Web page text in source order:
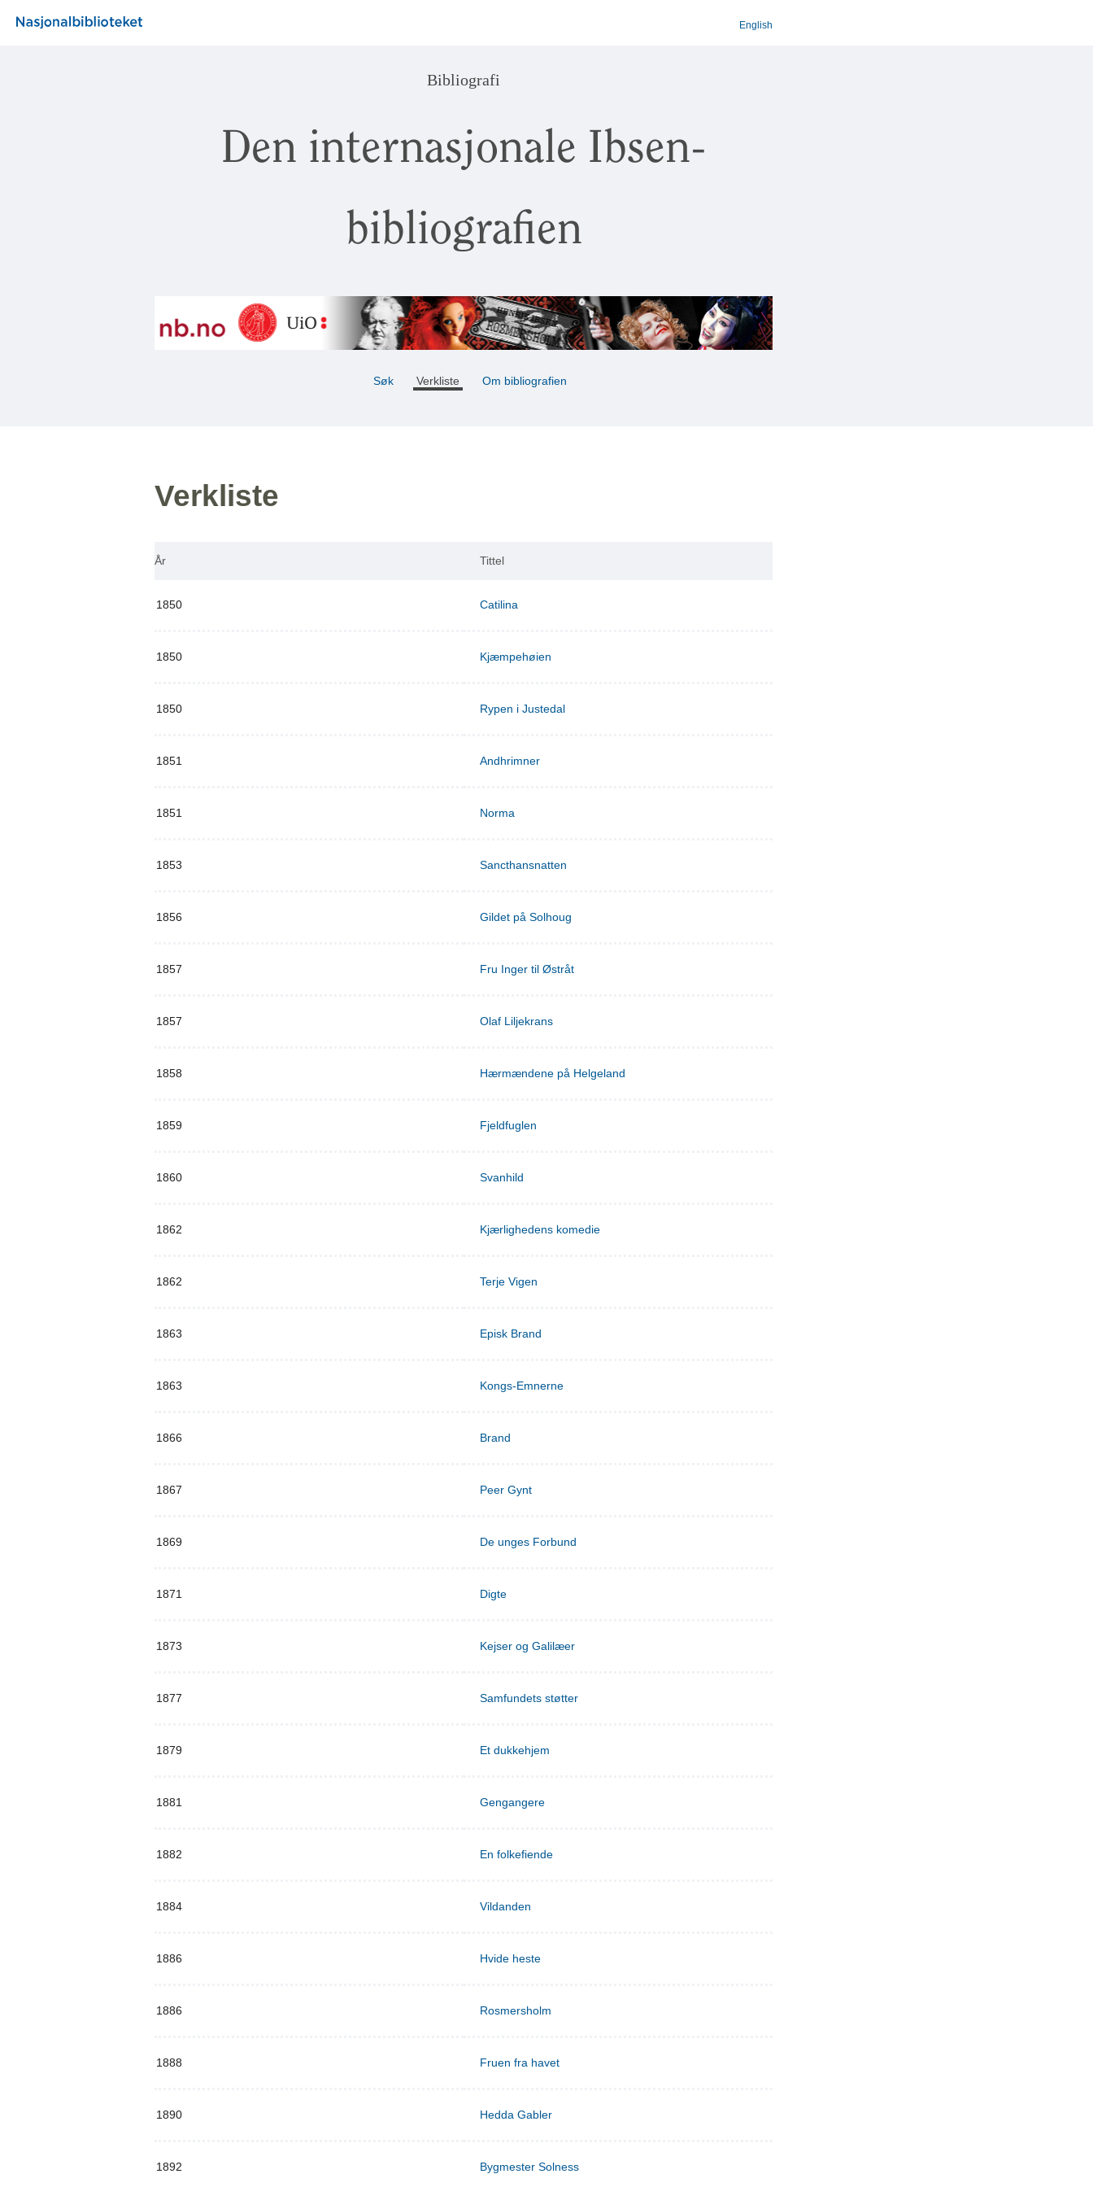
English
Bibliografi
Den internasjonale Ibsen-
bibliografien
Søk Verkliste Om bibliografien
Verkliste
År Tittel
1850 Catilina
1850 Kjæmpehøien
1850 Rypen i Justedal
1851 Andhrimner
1851 Norma
1853 Sancthansnatten
1856 Gildet på Solhoug
1857 Fru Inger til Østråt
1857 Olaf Liljekrans
1858 Hærmændene på Helgeland
1859 Fjeldfuglen
1860 Svanhild
1862 Kjærlighedens komedie
1862 Terje Vigen
1863 Episk Brand
1863 Kongs-Emnerne
1866 Brand
1867 Peer Gynt
1869 De unges Forbund
1871 Digte
1873 Kejser og Galilæer
1877 Samfundets støtter
1879 Et dukkehjem
1881 Gengangere
1882 En folkefiende
1884 Vildanden
1886 Hvide heste
1886 Rosmersholm
1888 Fruen fra havet
1890 Hedda Gabler
1892 Bygmester Solness